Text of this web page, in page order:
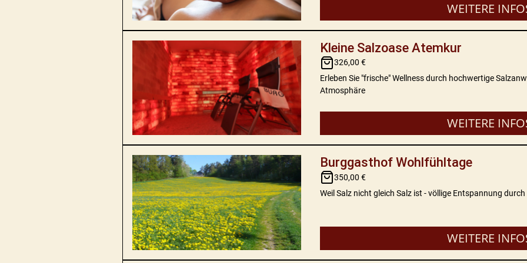
WEITERE
Kleine Salzoase Atemkur
326,00 €
Erleben Sie "frische" Wellness durch hochwertige
Atmosphäre
WEITERE
Burggasthof Wohlfühltage
350,00 €
Weil Salz nicht gleich Salz ist - völlige Entspannung
WEITERE